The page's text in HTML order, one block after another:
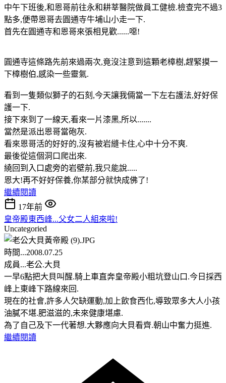
中午下班後,和恩哥前往永和耕莘醫院做員工健檢.檢查完不過3
點多,便帶恩哥去圓通寺牛埔山小走一下.
首先在圓通寺和恩哥來張相見歡......噁!
圓通寺這條路先前來過兩次,竟沒注意到這顆老樟樹,趕緊摸一
下樟樹伯,感染一些靈氣.
看到一隻類似獅子的石刻,今天讓我倆當一下左右護法,好好保
護一下.
接下來到了一線天,看來一片漆黑,所以.......
當然是派出恩哥當砲灰.
看來恩哥活的好好的,沒有被岩縫卡住,心中十分不爽.
最後從這個洞口爬出來.
繞回到入口處旁的岩壁前,我只能說.....
恩大!再不好好保養,你某部分就快成佛了!
繼續閱讀
17年前
皇帝殿東西峰...父女二人組來啦!
Uncategoried
時間...2008.07.25
成員...老公.大貝
一早6點把大貝叫醒.騎上車直奔皇帝殿小粗坑登山口.今日採西
峰上東峰下路線來回.
現在的社會,許多人欠缺運動,加上飲食西化,導致眾多大人小孩
油膩不堪.肥滋滋的,未來健康堪慮.
為了自己及下一代著想.大夥應向大貝看齊.朝山中奮力挺進.
繼續閱讀